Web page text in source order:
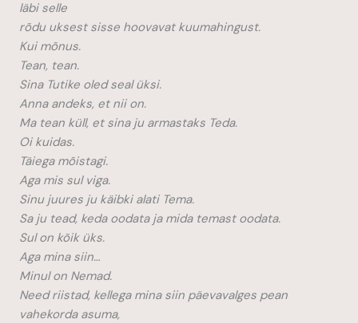
läbi selle
rõdu uksest sisse hoovavat kuumahingust.
Kui mõnus.
Tean, tean.
Sina Tutike oled seal üksi.
Anna andeks, et nii on.
Ma tean küll, et sina ju armastaks Teda.
Oi kuidas.
Täiega mõistagi.
Aga mis sul viga.
Sinu juures ju käibki alati Tema.
Sa ju tead, keda oodata ja mida temast oodata.
Sul on kõik üks.
Aga mina siin…
Minul on Nemad.
Need riistad, kellega mina siin päevavalges pean
vahekorda asuma,